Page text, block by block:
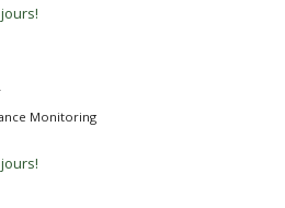
Monitoring